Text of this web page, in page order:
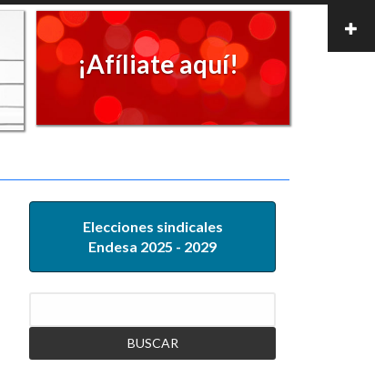
¡Afíliate aquí!
Elecciones sindicales
Endesa 2025 - 2029